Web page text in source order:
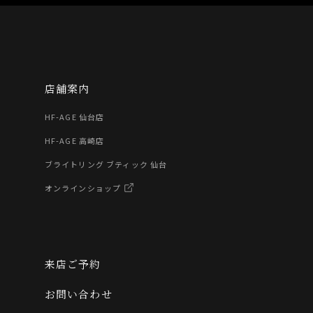
店舗案内
HF-AGE 仙台店
HF-AGE 高崎店
ブライトリング ブティック 仙台
オンラインショップ
来店ご予約
お問い合わせ